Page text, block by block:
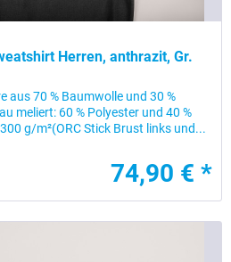
Herren, anthrazit, Gr.
aus 70 % Baumwolle und 30 %
meliert: 60 % Polyester und 40 %
g/m²(ORC Stick Brust links und...
74,90 € *